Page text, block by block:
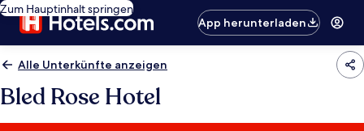
Zum Hauptinhalt springen
App herunterladen
Alle Unterkünfte anzeigen
Bled Rose Hotel